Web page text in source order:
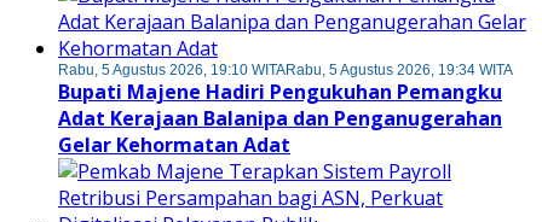
Rabu, 5 Agustus 2026, 19:10 WITARabu, 5 Agustus 2026, 19:34 WITA
Bupati Majene Hadiri Pengukuhan Pemangku
Adat Kerajaan Balanipa dan Penganugerahan
Gelar Kehormatan Adat